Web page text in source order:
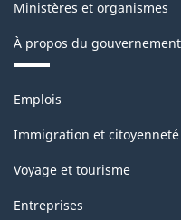
Ministères et organismes
À propos du gouvernement
Thèmes
sujets
Emplois
Immigration et citoyenneté
Voyage et tourisme
Entreprises